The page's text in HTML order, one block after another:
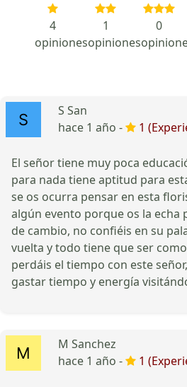
4
opiniones
1
opiniones
0
S San
hace 1 año -
1
El señor tiene muy poca
para nada tiene aptitud para
se os ocurra pensar en esta
algún evento porque os la echa
de cambio, no confiéis en su
vuelta y todo tiene que ser
perdáis el tiempo con este
gastar tiempo y energía
M Sanchez
hace 1 año -
1